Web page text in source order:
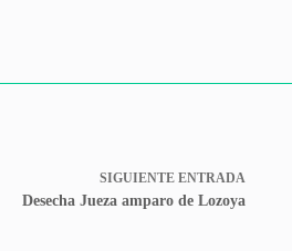
SIGUIENTE ENTRADA
Desecha Jueza amparo de Lozoya